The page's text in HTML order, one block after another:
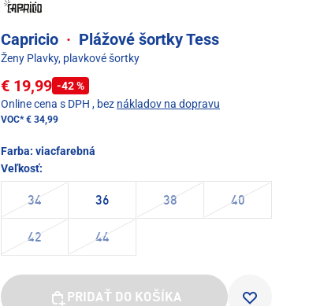
Capricio · Plážové šortky Tess
Ženy Plavky, plavkové šortky
€ 19,99 -42 %
Online cena s DPH , bez nákladov na dopravu
VOC*€ 34,99
Farba: viacfarebná
Veľkosť:
34 36 38 40
42 44
PRIDAŤ DO KOŠÍKA